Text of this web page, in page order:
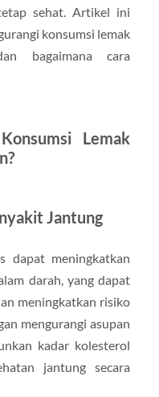
sehat. Artikel ini
konsumsi lemak
bagaimana cara
Lemak
Jantung
dapat meningkatkan
darah, yang dapat
meningkatkan risiko
mengurangi asupan
kadar kolesterol
jantung secara